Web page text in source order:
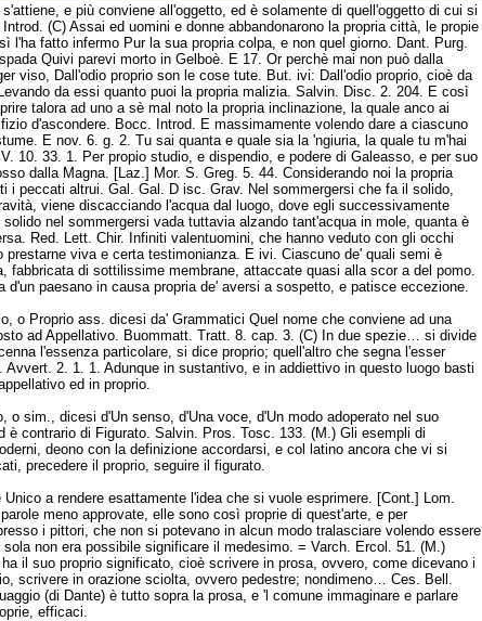
e più conviene all'oggetto, ed è solamente di quell'oggetto di cui si
(C) Assai ed uomini e donne abbandonarono la propria città, le propie
l'ha fatto infermo Pur la sua propria colpa, e non quel giorno. Dant. Purg.
Quivi parevi morto in Gelboè. E 17. Or perchè mai non può dalla
viso, Dall'odio proprio son le cose tute. But. ivi: Dall'odio proprio, cioè da
da essi quanto puoi la propria malizia. Salvin. Disc. 2. 204. E così
talora ad uno a sè mal noto la propria inclinazione, la quale anco ai
d'ascondere. Bocc. Introd. E massimamente volendo dare a ciascuno
E nov. 6. g. 2. Tu sai quanta e quale sia la 'ngiuria, la quale tu m'hai
10. 33. 1. Per propio studio, e dispendio, e podere di Galeasso, e per suo
dalla Magna. [Laz.] Mor. S. Greg. 5. 44. Considerando noi la propria
i peccati altrui. Gal. Gal. D isc. Grav. Nel sommergersi che fa il solido,
viene discacciando l'acqua dal luogo, dove egli successivamente
nel sommergersi vada tuttavia alzando tant'acqua in mole, quanta è
Red. Lett. Chir. Infiniti valentuomini, che hanno veduto con gli occhi
prestarne viva e certa testimonianza. E ivi. Ciascuno de' quali semi è
fabbricata di sottilissime membrane, attaccate quasi alla scor a del pomo.
paesano in causa propria de' aversi a sospetto, e patisce eccezione.
o Proprio ass. dicesi da' Grammatici Quel nome che conviene ad una
ad Appellativo. Buommatt. Tratt. 8. cap. 3. (C) In due spezie… si divide
l'essenza particolare, si dice proprio; quell'altro che segna l'esser
2. 1. 1. Adunque in sustantivo, e in addiettivo in questo luogo basti
ed in proprio.
o sim., dicesi d'Un senso, d'Una voce, d'Un modo adoperato nel suo
è contrario di Figurato. Salvin. Pros. Tosc. 133. (M.) Gli esempli di
deono con la definizione accordarsi, e col latino ancora che vi si
precedere il proprio, seguire il figurato.
a rendere esattamente l'idea che si vuole esprimere. [Cont.] Lom.
meno approvate, elle sono così proprie di quest'arte, e per
i pittori, che non si potevano in alcun modo tralasciare volendo essere
non era possibile significare il medesimo. = Varch. Ercol. 51. (M.)
il suo proprio significato, cioè scrivere in prosa, ovvero, come dicevano i
scrivere in orazione sciolta, ovvero pedestre; nondimeno… Ces. Bell.
(di Dante) è tutto sopra la prosa, e 'l comune immaginare e parlare
efficaci.